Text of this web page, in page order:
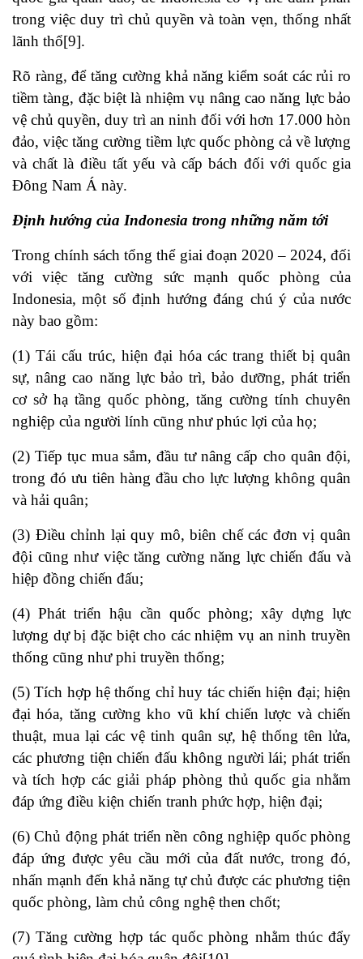
trong việc duy trì chủ quyền và toàn vẹn, thống nhất
lãnh thổ[9].
Rõ ràng, để tăng cường khả năng kiểm soát các rủi ro
tiềm tàng, đặc biệt là nhiệm vụ nâng cao năng lực bảo
vệ chủ quyền, duy trì an ninh đối với hơn 17.000 hòn
đảo, việc tăng cường tiềm lực quốc phòng cả về lượng
và chất là điều tất yếu và cấp bách đối với quốc gia
Đông Nam Á này.
Định hướng của Indonesia trong những năm tới
Trong chính sách tổng thể giai đoạn 2020 – 2024, đối
với việc tăng cường sức mạnh quốc phòng của
Indonesia, một số định hướng đáng chú ý của nước
này bao gồm:
(1) Tái cấu trúc, hiện đại hóa các trang thiết bị quân
sự, nâng cao năng lực bảo trì, bảo dưỡng, phát triển
cơ sở hạ tầng quốc phòng, tăng cường tính chuyên
nghiệp của người lính cũng như phúc lợi của họ;
(2) Tiếp tục mua sắm, đầu tư nâng cấp cho quân đội,
trong đó ưu tiên hàng đầu cho lực lượng không quân
và hải quân;
(3) Điều chỉnh lại quy mô, biên chế các đơn vị quân
đội cũng như việc tăng cường năng lực chiến đấu và
hiệp đồng chiến đấu;
(4) Phát triển hậu cần quốc phòng; xây dựng lực
lượng dự bị đặc biệt cho các nhiệm vụ an ninh truyền
thống cũng như phi truyền thống;
(5) Tích hợp hệ thống chỉ huy tác chiến hiện đại; hiện
đại hóa, tăng cường kho vũ khí chiến lược và chiến
thuật, mua lại các vệ tinh quân sự, hệ thống tên lửa,
các phương tiện chiến đấu không người lái; phát triển
và tích hợp các giải pháp phòng thủ quốc gia nhằm
đáp ứng điều kiện chiến tranh phức hợp, hiện đại;
(6) Chủ động phát triển nền công nghiệp quốc phòng
đáp ứng được yêu cầu mới của đất nước, trong đó,
nhấn mạnh đến khả năng tự chủ được các phương tiện
quốc phòng, làm chủ công nghệ then chốt;
(7) Tăng cường hợp tác quốc phòng nhằm thúc đẩy